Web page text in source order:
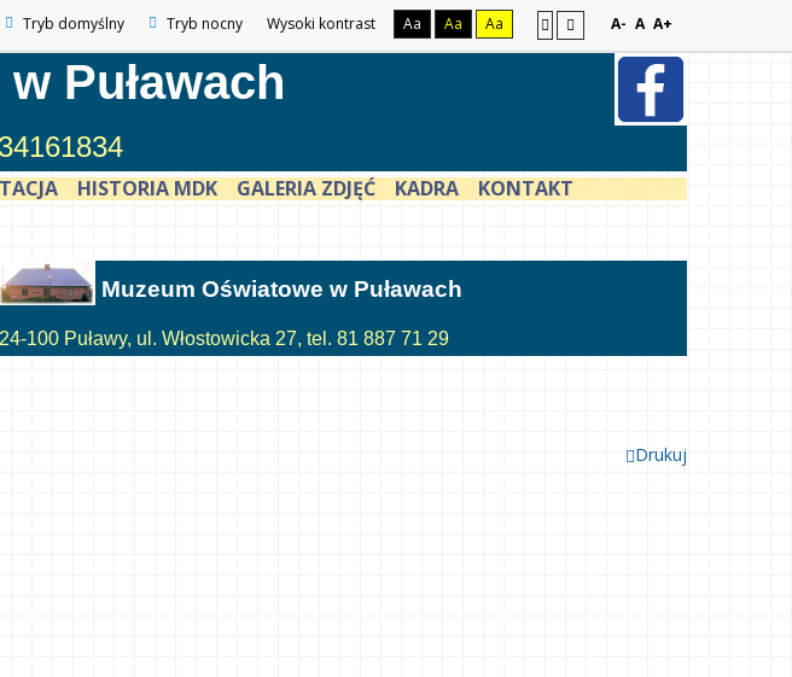
Tryb domyślny Tryb nocny Wysoki kontrast Aa Aa Aa A- A A+
Puławach
HISTORIA MDK GALERIA ZDJĘĆ KADRA KONTAKT
Muzeum Oświatowe w Puławach
24-100 Puławy, ul. Włostowicka 27, tel. 81 887 71 29
Drukuj